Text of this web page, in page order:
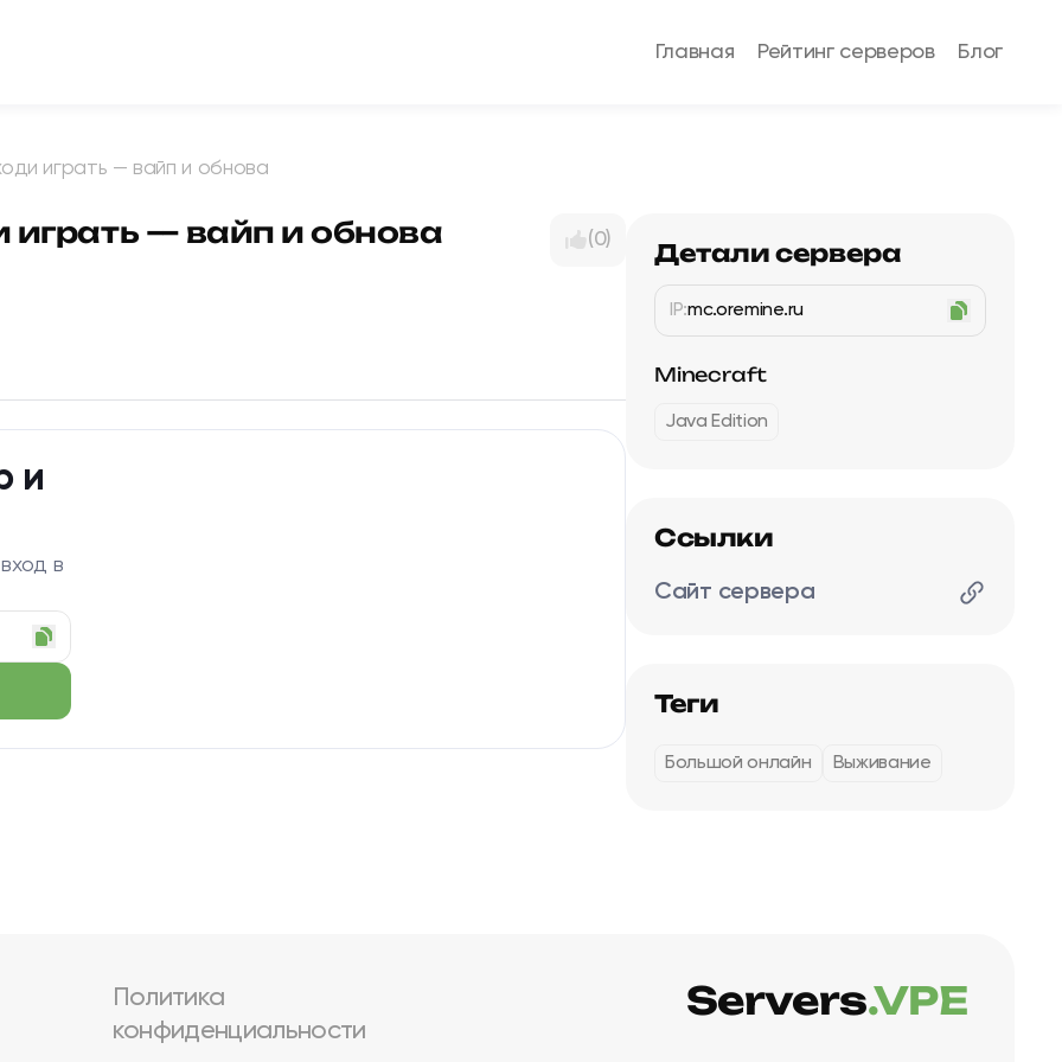
Главная Рейтинг серверов Блог
играть — вайп и обнова
играть — вайп и обнова (0)
и
в
Детали сервера
IP:mc.oremine.ru
Minecraft
Java Edition
Ссылки
Сайт сервера
Теги
Большой онлайн Выживание
Политика
конфиденциальности
Servers.VPE